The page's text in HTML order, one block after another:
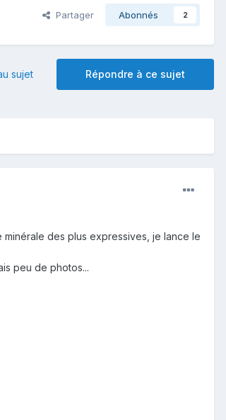
Partager Abonnés 2
Répondre à ce sujet
sujet
des plus expressives, je lance le
peu de photos...